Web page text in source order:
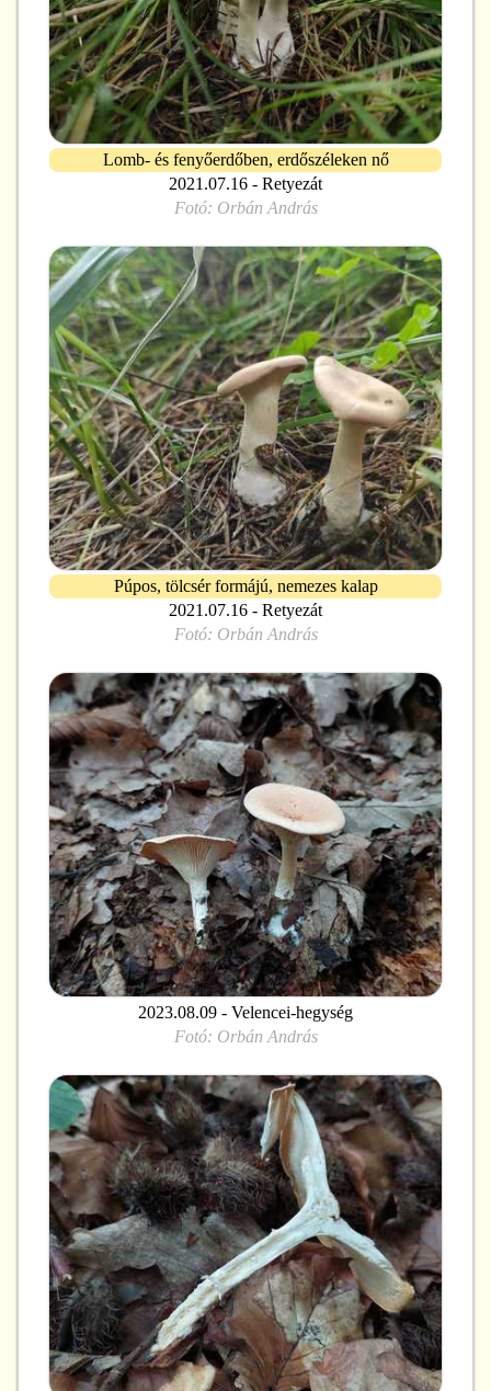
Lomb- és fenyőerdőben, erdőszéleken nő
2021.07.16 - Retyezát
Fotó: Orbán András
Púpos, tölcsér formájú, nemezes kalap
2021.07.16 - Retyezát
Fotó: Orbán András
2023.08.09 - Velencei-hegység
Fotó: Orbán András